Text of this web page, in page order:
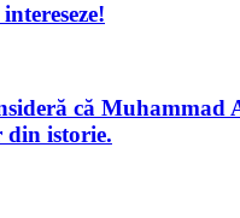
că Muhammad
din istorie.